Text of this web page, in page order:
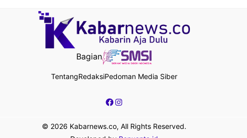
Bagian
TentangRedaksiPedoman Media Siber
Facebook
Instagram
© 2026 Kabarnews.co, All Rights Reserved.